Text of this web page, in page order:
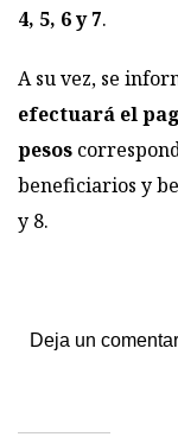
4, 5, 6 y 7.
A su vez, se
efectuará el
pesos
beneficiarios y
y 8.
Deja un